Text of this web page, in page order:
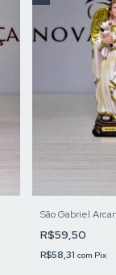
São Gabriel
R$59,50
R$58,31 com Pix